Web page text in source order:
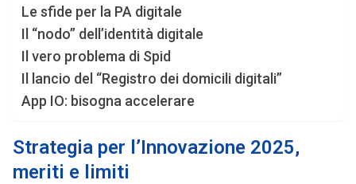
Le sfide per la PA digitale
Il “nodo” dell’identità digitale
Il vero problema di Spid
Il lancio del “Registro dei domicili digitali”
App IO: bisogna accelerare
Strategia per l’Innovazione 2025,
meriti e limiti